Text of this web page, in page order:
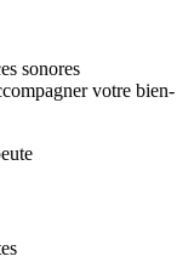
sonores
votre bien-